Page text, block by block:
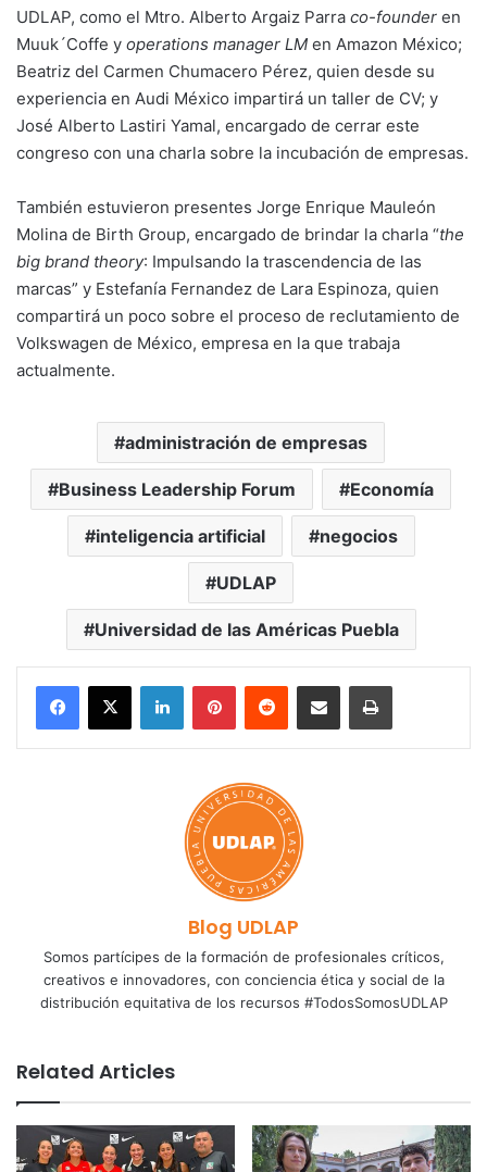
UDLAP, como el Mtro. Alberto Argaiz Parra co-founder en
Muuk´Coffe y operations manager LM en Amazon México;
Beatriz del Carmen Chumacero Pérez, quien desde su
experiencia en Audi México impartirá un taller de CV; y
José Alberto Lastiri Yamal, encargado de cerrar este
congreso con una charla sobre la incubación de empresas.
También estuvieron presentes Jorge Enrique Mauleón
Molina de Birth Group, encargado de brindar la charla “the
big brand theory: Impulsando la trascendencia de las
marcas” y Estefanía Fernandez de Lara Espinoza, quien
compartirá un poco sobre el proceso de reclutamiento de
Volkswagen de México, empresa en la que trabaja
actualmente.
administración de empresas
Business Leadership Forum Economía
inteligencia artificial negocios
UDLAP
Universidad de las Américas Puebla
LinkedInPinterestReddit Share via Email Print
Blog UDLAP
Somos partícipes de la formación de profesionales críticos,
creativos e innovadores, con conciencia ética y social de la
distribución equitativa de los recursos #TodosSomosUDLAP
Related Articles